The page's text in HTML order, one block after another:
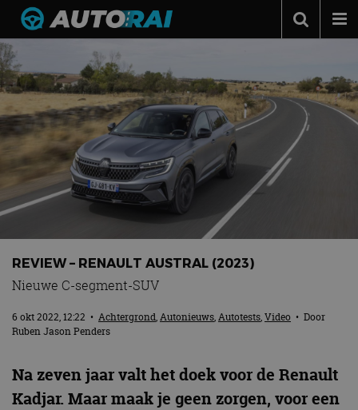
Autonieuws
Podcast
Autotests
Automerken
Adverteren
Contact
MotorRAI.nl
REVIEW – RENAULT AUSTRAL (2023)
Nieuwe C-segment-SUV
6 okt 2022, 12:22 • Achtergrond,Autonieuws,Autotests,Video • Door
Ruben Jason Penders
Na zeven jaar valt het doek voor de Renault
Kadjar. Maar maak je geen zorgen, voor een